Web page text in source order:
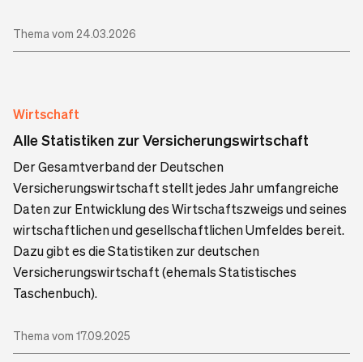
Thema vom 24.03.2026
Wirtschaft
Alle Statistiken zur Versicherungswirtschaft
Der Gesamtverband der Deutschen
Versicherungswirtschaft stellt jedes Jahr umfangreiche
Daten zur Entwicklung des Wirtschaftszweigs und seines
wirtschaftlichen und gesellschaftlichen Umfeldes bereit.
Dazu gibt es die Statistiken zur deutschen
Versicherungswirtschaft (ehemals Statistisches
Taschenbuch).
Thema vom 17.09.2025